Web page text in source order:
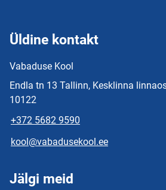
Üldine kontakt
Vabaduse Kool
Endla tn 13 Tallinn, Kesklinna
10122
+372 5682 9590
kool@vabadusekool.ee
Jälgi meid